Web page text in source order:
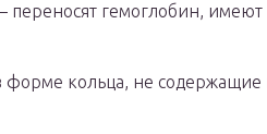
гемоглобин, имеют
кольца, не содержащие